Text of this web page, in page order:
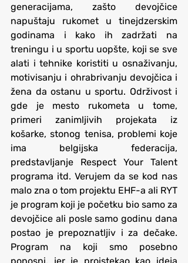
generacijama, zašto devojčice
napuštaju rukomet u tinejdzerskim
godinama i kako ih zadržati na
treningu i u sportu uopšte, koji se sve
alati i tehnike koristiti u osnaživanju,
motivisanju i ohrabrivanju devojčica i
žena da ostanu u sportu. Održivost i
gde je mesto rukometa u tome,
primeri zanimljivih projekata iz
košarke, stonog tenisa, problemi koje
ima belgijska federacija,
predstavljanje Respect Your Talent
programa itd. Verujem da se kod nas
malo zna o tom projektu EHF-a ali RYT
je program koji je početku bio samo za
devojčice ali posle samo godinu dana
postao je prepoznatljiv i za dečake.
Program na koji smo posebno